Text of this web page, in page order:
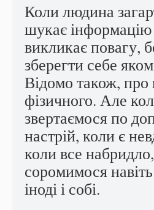
Коли людина
шукає
викликає повагу,
зберегти себе
Відомо також, про
фізичного. Але
звертаємося по
настрій, коли є
коли все
соромимося
іноді і собі.